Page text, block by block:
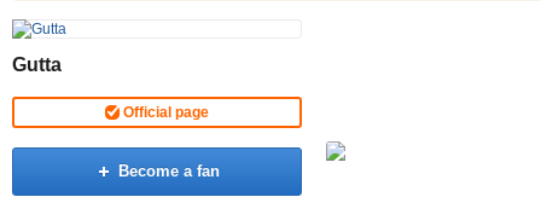
Gutta
Official page
Become a fan